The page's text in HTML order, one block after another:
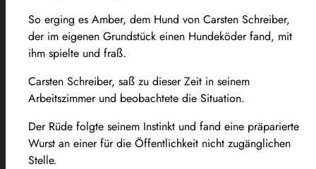
So erging es Amber, dem Hund von Carsten Schreiber,
der im eigenen Grundstück einen Hundeköder fand, mit
ihm spielte und fraß.
Carsten Schreiber, saß zu dieser Zeit in seinem
Arbeitszimmer und beobachtete die Situation.
Der Rüde folgte seinem Instinkt und fand eine präparierte
Wurst an einer für die Öffentlichkeit nicht zugänglichen
Stelle.